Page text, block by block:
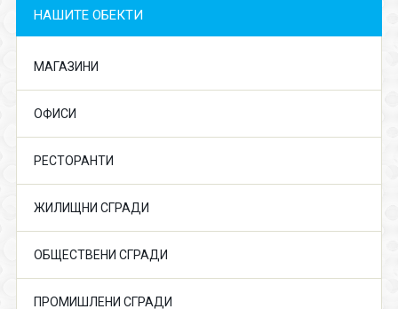
НАШИТЕ ОБЕКТИ
МАГАЗИНИ
ОФИСИ
РЕСТОРАНТИ
ЖИЛИЩНИ СГРАДИ
ОБЩЕСТВЕНИ СГРАДИ
ПРОМИШЛЕНИ СГРАДИ